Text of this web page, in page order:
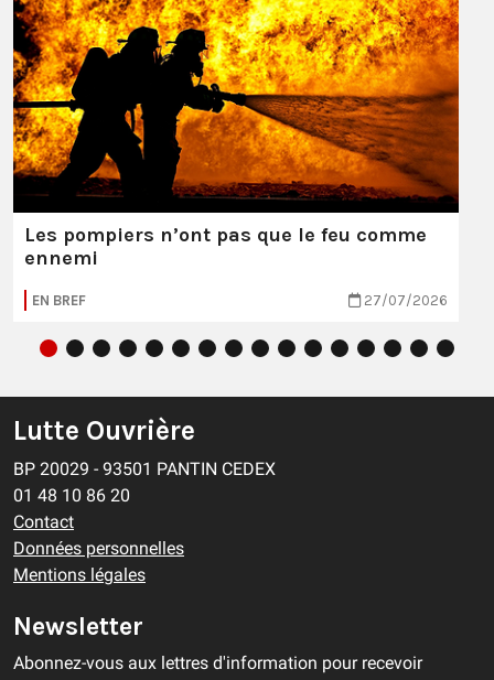
Les pompiers n’ont pas que le feu comme
ennemi
EN BREF 27/07/2026
Lutte Ouvrière
BP 20029 - 93501 PANTIN CEDEX
01 48 10 86 20
Contact
Données personnelles
Mentions légales
Newsletter
Abonnez-vous aux lettres d'information pour recevoir